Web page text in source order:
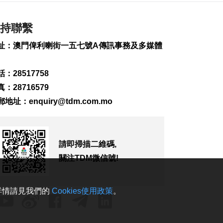
162
2026-08-08 10:34
175
0
2026-08-08 10:32
聯繫
：澳門俾利喇街一五七號A傳訊事務及多媒體
：28517758
：28716579
地址： enquiry@tdm.com.mo
請即掃描二維碼,
關注TDM微信號!
請見我們的 Cookies使用政策。